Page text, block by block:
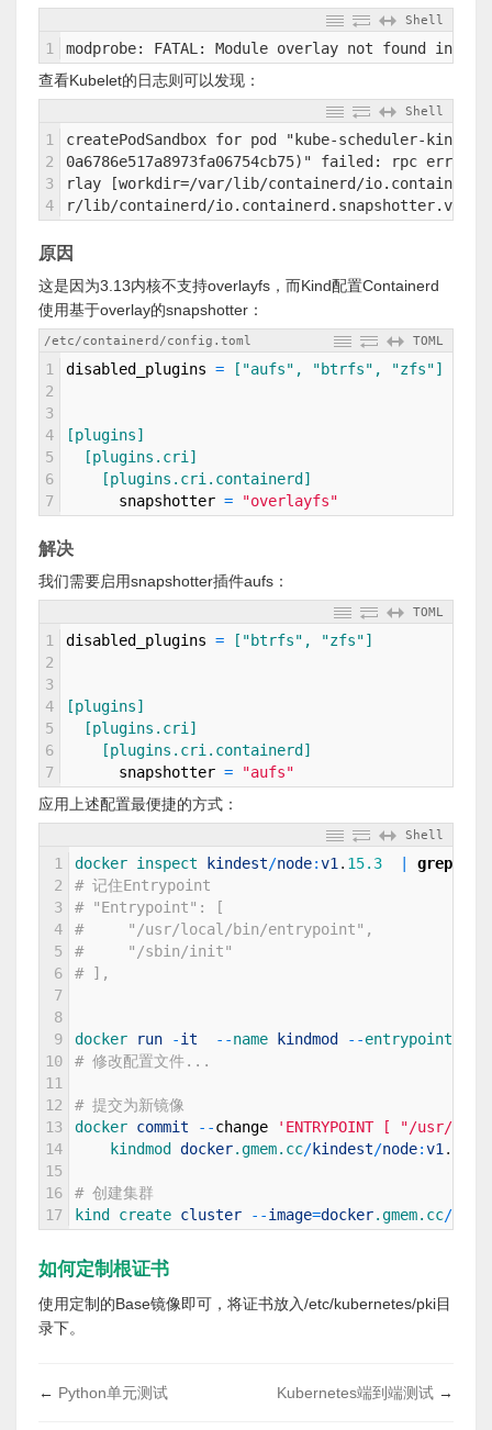
Shell
1
modprobe: FATAL: Module overlay not found in
查看Kubelet的日志则可以发现：
Shell
1
2
3
4
createPodSandbox for pod "kube-scheduler-kind-
0a6786e517a8973fa06754cb75)" failed: rpc
rlay [workdir=/var/lib/containerd/
r/lib/containerd/
原因
这是因为3.13内核不支持overlayfs，而Kind配置Containerd
使用基于overlay的snapshotter：
/etc/containerd/config.toml TOML
1
2
3
4
5
6
7
disabled_plugins = ["aufs", "btrfs", "zfs"]
[plugins]
[plugins.cri]
[plugins.cri.containerd]
snapshotter = "overlayfs"
解决
我们需要启用snapshotter插件aufs：
TOML
1
2
3
4
5
6
7
disabled_plugins = ["btrfs", "zfs"]
[plugins]
[plugins.cri]
[plugins.cri.containerd]
snapshotter =
"aufs"
应用上述配置最便捷的方式：
Shell
1
2
3
4
5
6
7
8
9
10
11
12
13
14
15
16
17
docker inspect kindest/node:v1 . 15.3 grep
# 记住Entrypoint
# "Entrypoint": [
#     "/usr/local/bin/entrypoint",
#     "/sbin/init"
# ],
docker run -it --name kindmod --entrypoint
# 修改配置文件...
# 提交为新镜像
docker commit --change
'ENTRYPOINT [ "/usr/
kindmod docker.gmem.cc/kindest/node:v1 .
# 创建集群
kind create cluster --image=docker.gmem.cc/
如何定制根证书
使用定制的Base镜像即可，将证书放入/etc/kubernetes/pki目
录下。
← Python单元测试 Kubernetes端到端测试 →